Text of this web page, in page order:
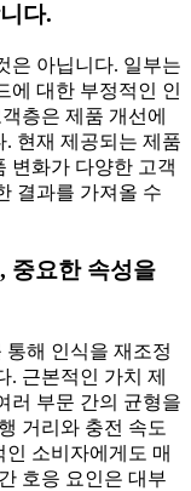
다.
은 아닙니다. 일부는
에 대한 부정적인 인
층은 제품 개선에
현재 제공되는 제품
변화가 다양한 고객
결과를 가져올 수
중요한 속성을
해 인식을 재조정
. 근본적인 가치 제
러 부문 간의 균형을
거리와 충전 속도
소비자에게도 매
호응 요인은 대부